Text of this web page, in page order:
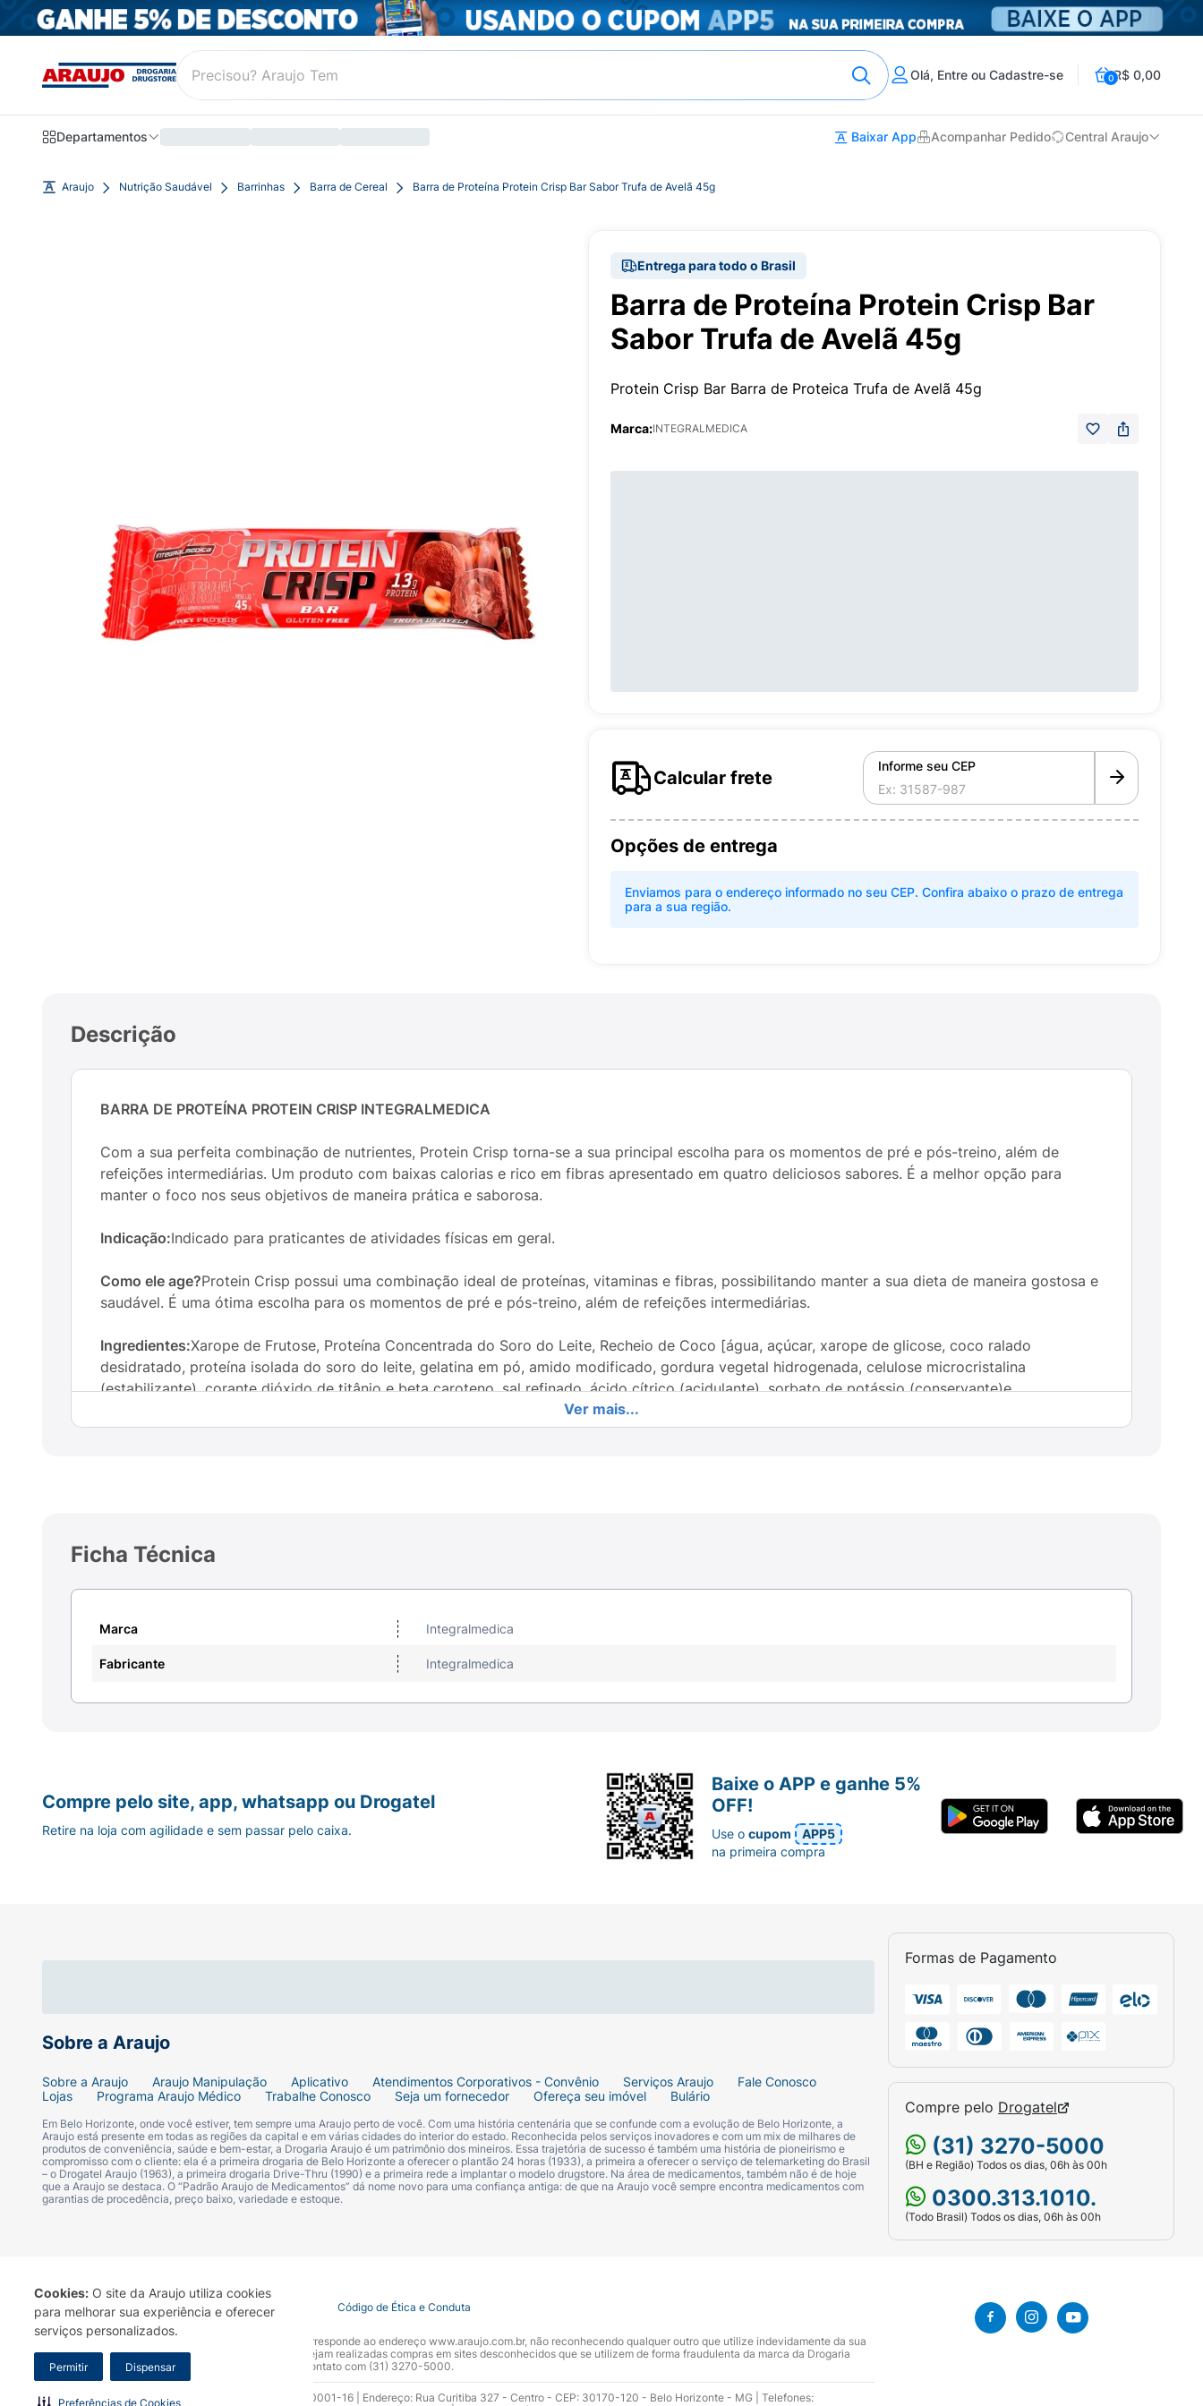
Cookies: O site da Araujo utiliza cookies
para melhorar sua experiência e oferecer
serviços personalizados.
Permitir Dispensar
Preferências de Cookies
Olá, Entre ou Cadastre-se 0R$ 0,00
Departamentos Baixar App Acompanhar Pedido Central Araujo
Araujo Nutrição Saudável Barrinhas Barra de Cereal Barra de Proteína Protein Crisp Bar Sabor Trufa de Avelã 45g
Entrega para todo o Brasil
Barra de Proteína Protein Crisp Bar
Sabor Trufa de Avelã 45g
Protein Crisp Bar Barra de Proteica Trufa de Avelã 45g
Marca:INTEGRALMEDICA
Calcular frete
Informe seu CEP
Opções de entrega
Enviamos para o endereço informado no seu CEP. Confira abaixo o prazo de entrega
para a sua região.
Descrição
BARRA DE PROTEÍNA PROTEIN CRISP INTEGRALMEDICA
Com a sua perfeita combinação de nutrientes, Protein Crisp torna-se a sua principal escolha para os momentos de pré e pós-treino, além de
refeições intermediárias. Um produto com baixas calorias e rico em fibras apresentado em quatro deliciosos sabores. É a melhor opção para
manter o foco nos seus objetivos de maneira prática e saborosa.
Indicação:Indicado para praticantes de atividades físicas em geral.
Como ele age?Protein Crisp possui uma combinação ideal de proteínas, vitaminas e fibras, possibilitando manter a sua dieta de maneira gostosa e
saudável. É uma ótima escolha para os momentos de pré e pós-treino, além de refeições intermediárias.
Ingredientes:Xarope de Frutose, Proteína Concentrada do Soro do Leite, Recheio de Coco [água, açúcar, xarope de glicose, coco ralado
desidratado, proteína isolada do soro do leite, gelatina em pó, amido modificado, gordura vegetal hidrogenada, celulose microcristalina
(estabilizante), corante dióxido de titânio e beta caroteno, sal refinado, ácido cítrico (acidulante), sorbato de potássio (conservante)e
aromatizante], Cobertura de Chocolate, Proteína Isolada de Soja, Frutooligossacarídeo, Óleo de Cártamo, Colágeno Hidrolisado, Crispies de
Soja(proteína isolada de soja, farinha de arroz, extrato de malte e sal), Mix de Vitaminas (A, D, E, C, B1, B2, B3, B5, B6, B12, biotina e ácido fólico),
Recomendação de uso:
Ver mais...
Ficha Técnica
Marca Integralmedica
Fabricante Integralmedica
Sobre a Araujo
Sobre a Araujo Araujo Manipulação Aplicativo Atendimentos Corporativos - Convênio Serviços Araujo
Fale Conosco
Lojas
Programa Araujo Médico Trabalhe Conosco Seja um fornecedor Ofereça seu imóvel Bulário
Em Belo Horizonte, onde você estiver, tem sempre uma Araujo perto de você. Com uma história centenária que se confunde com a evolução de Belo Horizonte, a
Araujo está presente em todas as regiões da capital e em várias cidades do interior do estado. Reconhecida pelos serviços inovadores e com um mix de milhares de
produtos de conveniência, saúde e bem-estar, a Drogaria Araujo é um patrimônio dos mineiros. Essa trajetória de sucesso é também uma história de pioneirismo e
compromisso com o cliente: ela é a primeira drogaria de Belo Horizonte a oferecer o plantão 24 horas (1933), a primeira a oferecer o serviço de telemarketing do Brasil
– o Drogatel Araujo (1963), a primeira drogaria Drive-Thru (1990) e a primeira rede a implantar o modelo drugstore. Na área de medicamentos, também não é de hoje
que a Araujo se destaca. O “Padrão Araujo de Medicamentos” dá nome novo para uma confiança antiga: de que na Araujo você sempre encontra medicamentos com
garantias de procedência, preço baixo, variedade e estoque.
Formas de Pagamento
Compre pelo Drogatel
(31) 3270-5000
(BH e Região) Todos os dias, 06h às 00h
0300.313.1010.
(Todo Brasil) Todos os dias, 06h às 00h
Compre pelo site, app, whatsapp ou Drogatel
Retire na loja com agilidade e sem passar pelo caixa.
Baixe o APP e ganhe 5%
OFF!
Use ocupom
APP5
na primeira compra
Termo de Uso Portal da Privacidade Covid-19 Código de Ética e Conduta
A Drogaria Araujo S/A informa que o seu site oficial corresponde ao endereço www.araujo.com.br, não reconhecendo qualquer outro que utilize indevidamente da sua
marca. Para sua segurança recomendamos que não sejam realizadas compras em sites desconhecidos que se utilizem de forma fraudulenta da marca da Drogaria
Araujo S.A. Em caso de dúvidas, gentileza entrar em contato com (31) 3270-5000.
Razão Social: Drogaria Araujo S.A | CNPJ: 17.256.512.0001-16 | Endereço: Rua Curitiba 327 - Centro - CEP: 30170-120 - Belo Horizonte - MG | Telefones: